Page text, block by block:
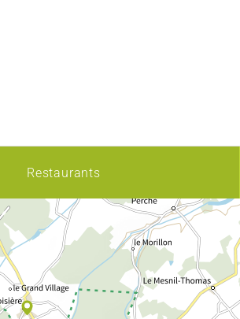
Restaurants